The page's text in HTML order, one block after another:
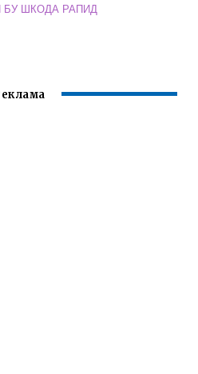
БУ ШКОДА РАПИД